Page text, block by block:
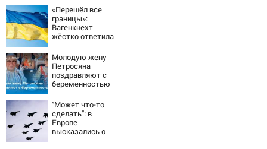
крах режима
Зеленского
«Перешёл все
границы»:
Вагенкнехт
жёстко ответила
Молодую жену
Петросяна
поздравляют с
беременностью
"Может что-то
сделать": в
Европе
высказались о